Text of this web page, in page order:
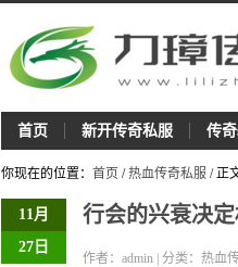
首页 新开传奇私服 传
你现在的位置： 首页 /热血传奇私服 / 正
11月
27日
行会的兴衰决定
作者：admin | 分类：热血